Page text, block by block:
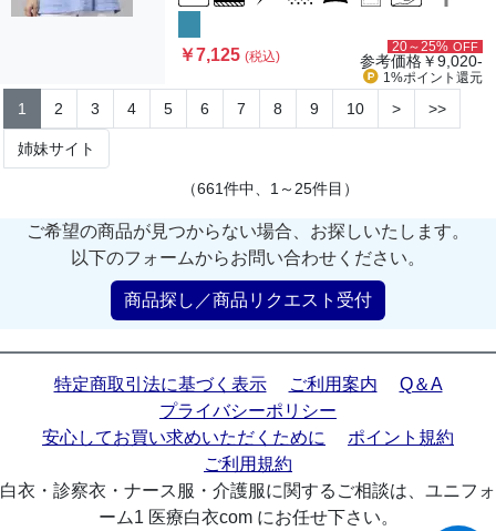
￥7,125(税込)
20～25% OFF
参考価格￥9,020-
1%ポイント 還元
1 2 3 4 5 6 7 8 9 10 > >>
姉妹サイト
（661件中、1～25件目）
ご希望の商品が見つからない場合、お探しいたします。
以下のフォームからお問い合わせください。
商品探し／商品リクエスト受付
特定商取引法に基づく表示 ご利用案内
Q＆A
プライバシーポリシー
安心してお買い求めいただくために
ポイント規約
ご利用規約
白衣・診察衣・ナース服・介護服に関するご相談は、ユニフォ
ーム1 医療白衣com にお任せ下さい。